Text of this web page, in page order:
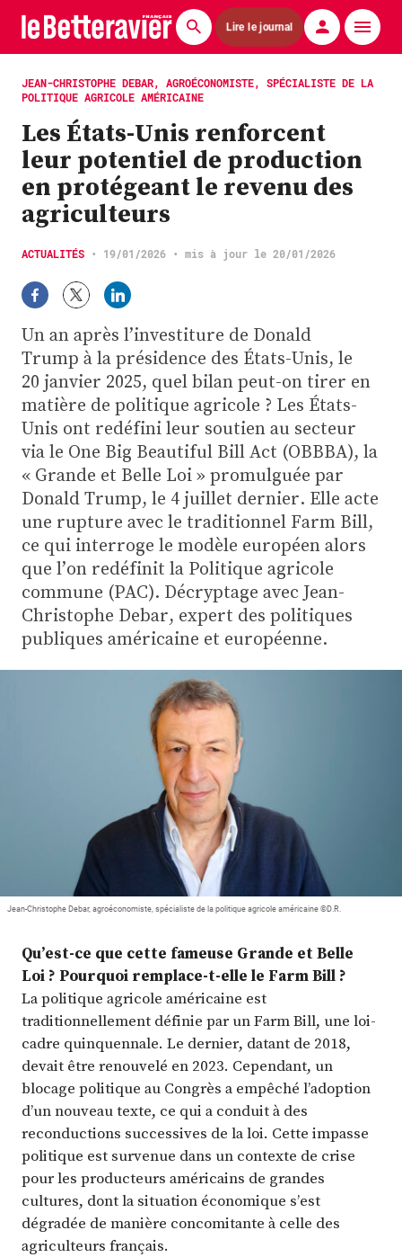
Lire le journal
Actualités
Économie
Agronomie
Matériels
La technique ITB
Pommes de terre
Guides pratiques
Chasse
Plus
Abonnez-vous
JEAN-CHRISTOPHE DEBAR, AGROÉCONOMISTE, SPÉCIALISTE DE LA
POLITIQUE AGRICOLE AMÉRICAINE
Les États-Unis renforcent
leur potentiel de production
en protégeant le revenu des
agriculteurs
ACTUALITÉS • 19/01/2026 • mis à jour le 20/01/2026
Un an après l’investiture de Donald
Trump à la présidence des États-Unis, le
20 janvier 2025, quel bilan peut-on tirer en
matière de politique agricole ? Les États-
Unis ont redéfini leur soutien au secteur
via le One Big Beautiful Bill Act (OBBBA), la
« Grande et Belle Loi » promulguée par
Donald Trump, le 4 juillet dernier. Elle acte
une rupture avec le traditionnel Farm Bill,
ce qui interroge le modèle européen alors
que l’on redéfinit la Politique agricole
commune (PAC). Décryptage avec Jean-
Christophe Debar, expert des politiques
publiques américaine et européenne.
Jean-Christophe Debar, agroéconomiste, spécialiste de la politique agricole américaine ©D.R.
Qu’est-ce que cette fameuse Grande et Belle
Loi ? Pourquoi remplace-t-elle le Farm Bill ?
La politique agricole américaine est
traditionnellement définie par un Farm Bill, une loi-
cadre quinquennale. Le dernier, datant de 2018,
devait être renouvelé en 2023. Cependant, un
blocage politique au Congrès a empêché l’adoption
d’un nouveau texte, ce qui a conduit à des
reconductions successives de la loi. Cette impasse
politique est survenue dans un contexte de crise
pour les producteurs américains de grandes
cultures, dont la situation économique s’est
dégradée de manière concomitante à celle des
agriculteurs français.